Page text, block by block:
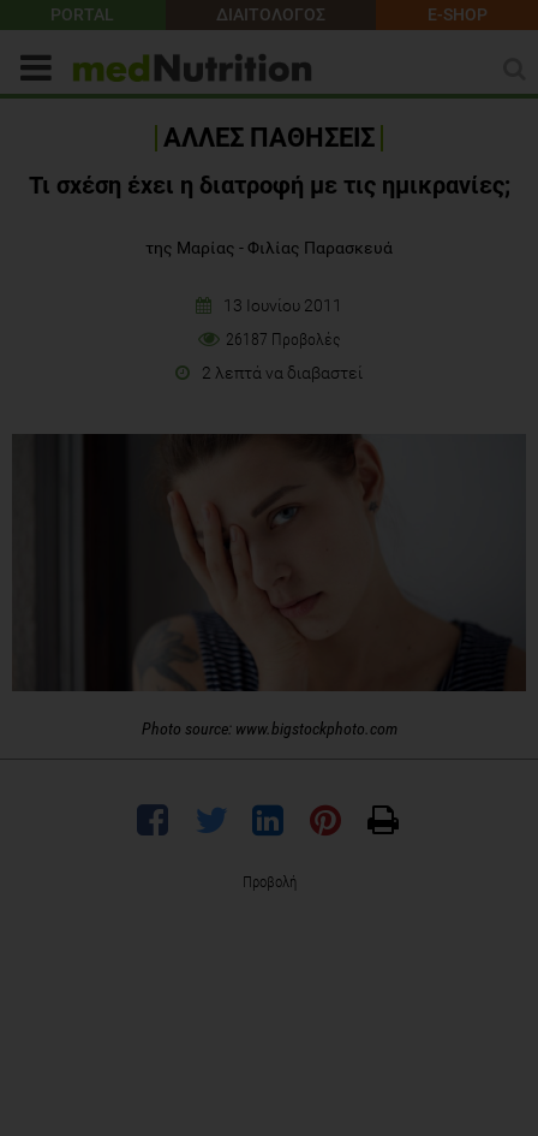
PORTAL ΔΙΑΙΤΟΛΟΓΟΣ E-SHOP
ΑΛΛΕΣ ΠΑΘΗΣΕΙΣ
Τι σχέση έχει η διατροφή με τις ημικρανίες;
της Μαρίας - Φιλίας Παρασκευά
13 Ιουνίου 2011
26187 Προβολές
2 λεπτά να διαβαστεί
Photo source: www.bigstockphoto.com
Προβολή